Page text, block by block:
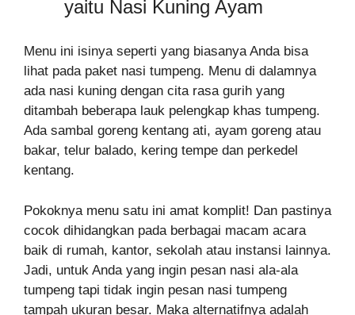
yaitu Nasi Kuning Ayam
Menu ini isinya seperti yang biasanya Anda bisa
lihat pada paket nasi tumpeng. Menu di dalamnya
ada nasi kuning dengan cita rasa gurih yang
ditambah beberapa lauk pelengkap khas tumpeng.
Ada sambal goreng kentang ati, ayam goreng atau
bakar, telur balado, kering tempe dan perkedel
kentang.
Pokoknya menu satu ini amat komplit! Dan pastinya
cocok dihidangkan pada berbagai macam acara
baik di rumah, kantor, sekolah atau instansi lainnya.
Jadi, untuk Anda yang ingin pesan nasi ala-ala
tumpeng tapi tidak ingin pesan nasi tumpeng
tampah ukuran besar. Maka alternatifnya adalah